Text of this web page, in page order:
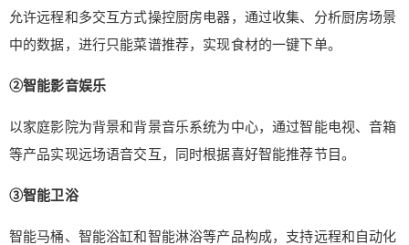
允许远程和多交互方式操控厨房电器，通过收集、分析厨房场景
中的数据，进行只能菜谱推荐，实现食材的一键下单。
②智能影音娱乐
以家庭影院为背景和背景音乐系统为中心，通过智能电视、音箱
等产品实现远场语音交互，同时根据喜好智能推荐节目。
③智能卫浴
智能马桶、智能浴缸和智能淋浴等产品构成，支持远程和自动化